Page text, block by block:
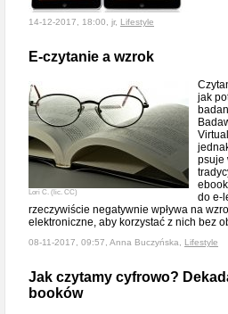
14-12-2017, 18:00, jr, Lifestyle
E-czytanie a wzrok
Lori C. (lic. CC)
jak
psuje
do e-
rzeczywiście negatywnie wpływa na
elektroniczne, aby korzystać z nich bez
08-11-2017, 09:57, Anna Buczyńska, Lifestyle
Jak czytamy cyfrowo?
booków